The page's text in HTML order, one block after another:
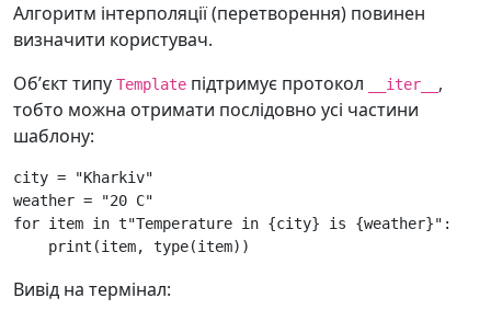
Алгоритм інтерполяції (перетворення) повинен
визначити користувач.
Обʼєкт типу Template підтримує протокол __iter__ ,
тобто можна отримати послідовно усі частини
шаблону:
city =
"Kharkiv"
weather =
"20 C"
for item in t"Temperature in {city} is {weather}" :
print (item, type(item))
Вивід на термінал: